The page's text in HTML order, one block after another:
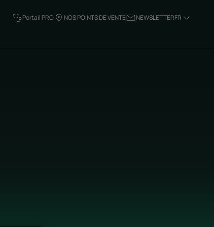
Portail PRO NOS POINTS DE VENTE NEWSLETTERFR